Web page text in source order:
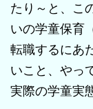
たり～と、こ
いの学童保育
転職するにあ
いこと、やっ
実際の学童実